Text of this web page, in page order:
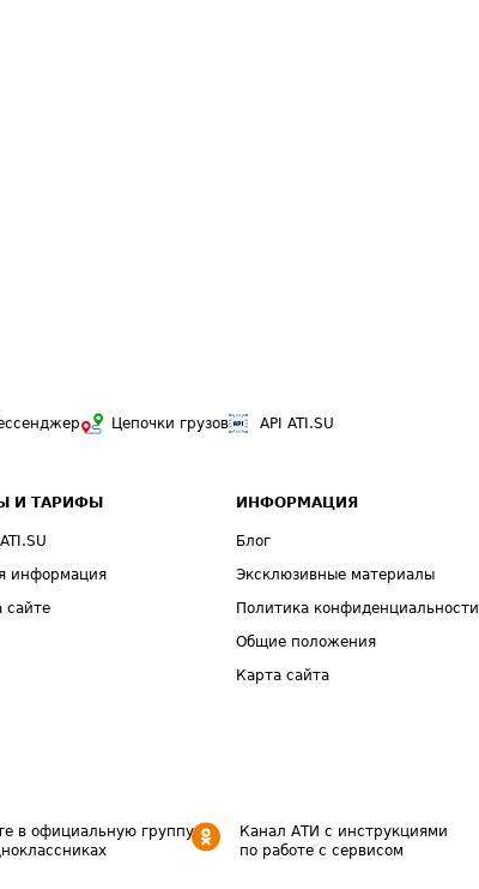
Цепочки грузов API ATI.SU
И ТАРИФЫ
информация
сайте
ИНФОРМАЦИЯ
Блог
Эксклюзивные материалы
Политика конфиденциальности
Общие положения
Карта сайта
в официальную группу
Канал АТИ с инструкциями
по работе с сервисом